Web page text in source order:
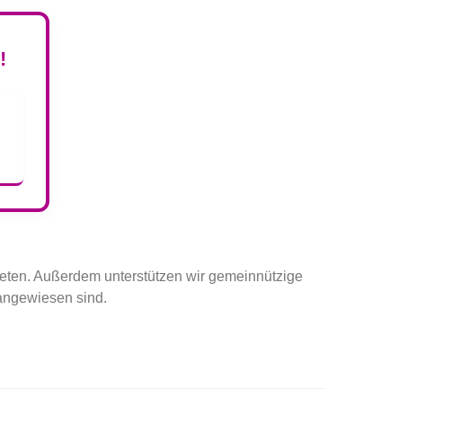
Außerdem unterstützen wir gemeinnützige
sind.